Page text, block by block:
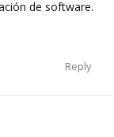
de software.
Reply